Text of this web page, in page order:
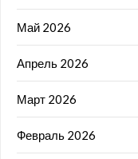
Май 2026
Апрель 2026
Март 2026
Февраль 2026